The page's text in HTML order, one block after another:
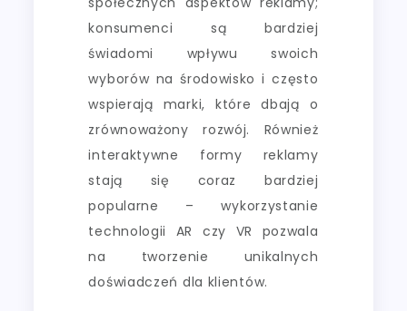
konsumenci są bardziej
świadomi wpływu swoich
wyborów na środowisko i często
wspierają marki, które dbają o
zrównoważony rozwój. Również
interaktywne formy reklamy
stają się coraz bardziej
popularne – wykorzystanie
technologii AR czy VR pozwala
na tworzenie unikalnych
doświadczeń dla klientów.